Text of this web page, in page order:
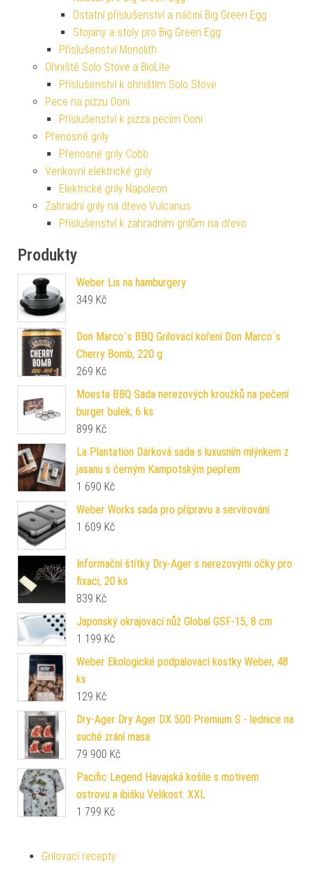
Ostatní příslušenství a náčiní Big Green Egg
Stojany a stoly pro Big Green Egg
Příslušenství Monolith
Ohniště Solo Stove a BioLite
Příslušenství k ohništím Solo Stove
Pece na pizzu Ooni
Příslušenství k pizza pecím Ooni
Přenosné grily
Přenosné grily Cobb
Venkovní elektrické grily
Elektrické grily Napoleon
Zahradní grily na dřevo Vulcanus
Příslušenství k zahradním grilům na dřevo
Produkty
Weber Lis na hamburgery
349 Kč
Don Marco´s BBQ Grilovací koření Don Marco´s
Cherry Bomb, 220 g
269 Kč
Moesta BBQ Sada nerezových kroužků na pečení
burger bulek, 6 ks
899 Kč
La Plantation Dárková sada s luxusním mlýnkem z
jasanu s černým Kampotským pepřem
1 690 Kč
Weber Works sada pro přípravu a servírování
1 609 Kč
Informační štítky Dry-Ager s nerezovými očky pro
fixaci, 20 ks
839 Kč
Japonský okrajovací nůž Global GSF-15, 8 cm
1 199 Kč
Weber Ekologické podpalovací kostky Weber, 48
ks
129 Kč
Dry-Ager Dry Ager DX 500 Premium S - lednice na
suché zrání masa
79 900 Kč
Pacific Legend Havajská košile s motivem
ostrovu a ibišku Velikost: XXL
1 799 Kč
Grilovací recepty